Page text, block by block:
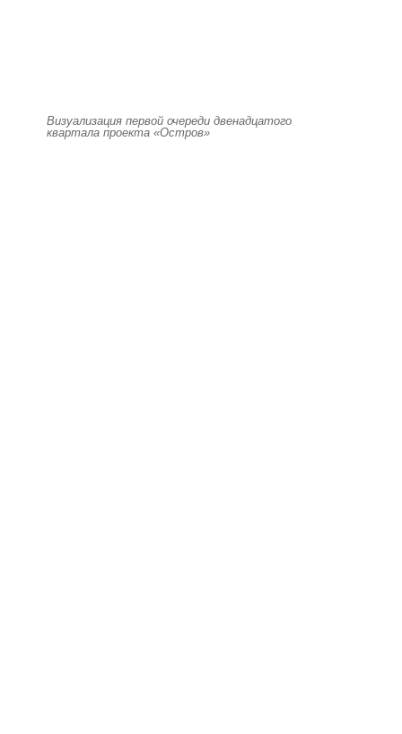
Визуализация первой очереди двенадцатого
квартала проекта «Остров»